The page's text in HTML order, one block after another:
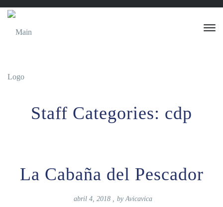
Staff Categories: cdp
La Cabaña del Pescador
abril 4, 2018 , by Avicavica